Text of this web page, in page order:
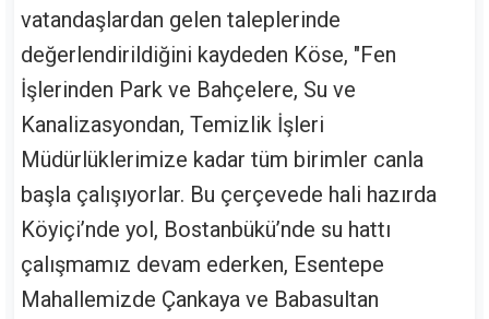
vatandaşlardan gelen taleplerinde
değerlendirildiğini kaydeden Köse, "Fen
İşlerinden Park ve Bahçelere, Su ve
Kanalizasyondan, Temizlik İşleri
Müdürlüklerimize kadar tüm birimler canla
başla çalışıyorlar. Bu çerçevede hali hazırda
Köyiçi’nde yol, Bostanbükü’nde su hattı
çalışmamız devam ederken, Esentepe
Mahallemizde Çankaya ve Babasultan